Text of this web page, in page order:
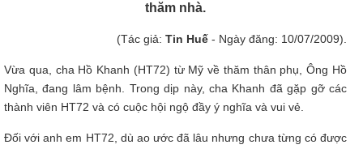
thăm nhà.
(Tác giả: Tin Huế - Ngày đăng: 10/07/2009).
Vừa qua, cha Hồ Khanh (HT72) từ Mỹ về thăm thân phụ, Ông Hồ
Nghĩa, đang lâm bệnh. Trong dịp này, cha Khanh đã gặp gỡ các
thành viên HT72 và có cuộc hội ngộ đầy ý nghĩa và vui vẻ.
Đối với anh em HT72, dù ao ước đã lâu nhưng chưa từng có được